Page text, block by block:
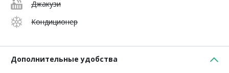
Джакузи
Кондиционер
Дополнительные удобства